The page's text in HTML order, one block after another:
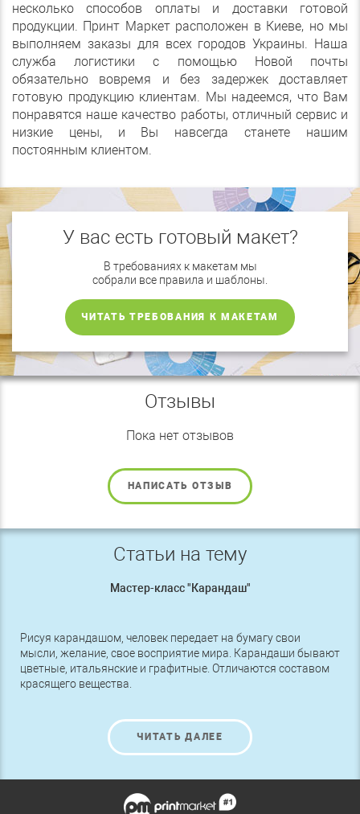
несколько способов оплаты и доставки готовой
продукции. Принт Маркет расположен в Киеве, но мы
выполняем заказы для всех городов Украины. Наша
служба логистики с помощью Новой почты
обязательно вовремя и без задержек доставляет
готовую продукцию клиентам. Мы надеемся, что Вам
понравятся наше качество работы, отличный сервис и
низкие цены, и Вы навсегда станете нашим
постоянным клиентом.
У вас есть готовый макет?
В требованиях к макетам мы
собрали все правила и шаблоны.
ЧИТАТЬ ТРЕБОВАНИЯ К МАКЕТАМ
Отзывы
Пока нет отзывов
НАПИСАТЬ ОТЗЫВ
Статьи на тему
Мастер-класс "Карандаш"
Рисуя карандашом, человек передает на бумагу свои
мысли, желание, свое восприятие мира. Карандаши бывают
цветные, итальянские и графитные. Отличаются составом
красящего вещества.
ЧИТАТЬ ДАЛЕЕ